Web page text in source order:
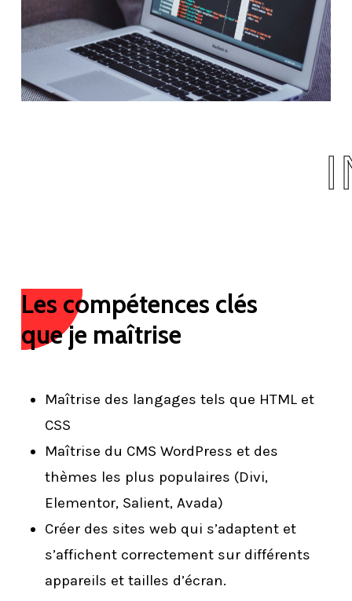
Les compétences clés
que je maîtrise
Maîtrise des langages tels que HTML et
CSS
Maîtrise du CMS WordPress et des
thèmes les plus populaires (Divi,
Elementor, Salient, Avada)
Créer des sites web qui s’adaptent et
s’affichent correctement sur différents
appareils et tailles d’écran.